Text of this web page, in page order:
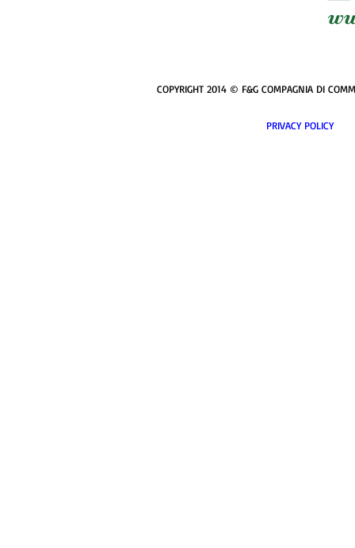
COPYRIGHT 2014 © F&G COMPAGNIA DI
PRIVACY